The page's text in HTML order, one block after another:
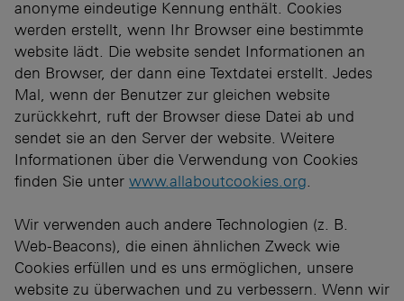
anonyme eindeutige Kennung enthält. Cookies
werden erstellt, wenn Ihr Browser eine bestimmte
website lädt. Die website sendet Informationen an
den Browser, der dann eine Textdatei erstellt. Jedes
Mal, wenn der Benutzer zur gleichen website
zurückkehrt, ruft der Browser diese Datei ab und
sendet sie an den Server der website. Weitere
Informationen über die Verwendung von Cookies
finden Sie unter www.allaboutcookies.org.
Wir verwenden auch andere Technologien (z. B.
Web-Beacons), die einen ähnlichen Zweck wie
Cookies erfüllen und es uns ermöglichen, unsere
website zu überwachen und zu verbessern. Wenn wir